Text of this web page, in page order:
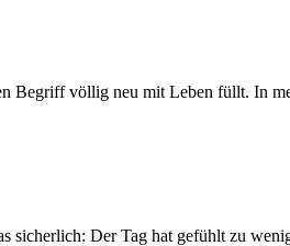
Begriff völlig neu mit Leben füllt. In
Der Tag hat gefühlt zu